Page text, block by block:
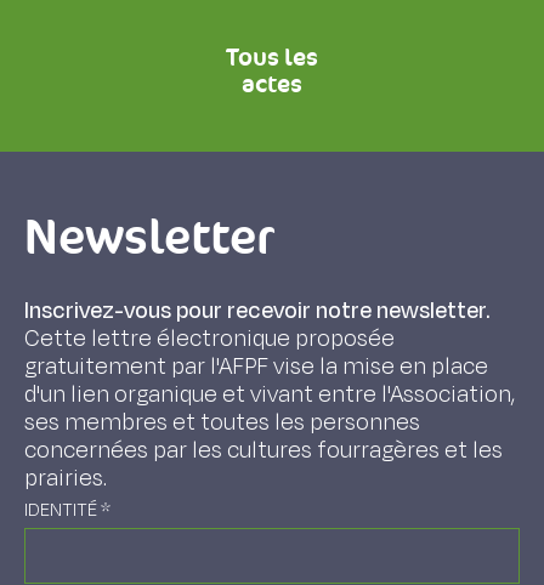
Tous les
actes
Newsletter
Inscrivez-vous pour recevoir notre newsletter.
Cette lettre électronique proposée
gratuitement par l'AFPF vise la mise en place
d'un lien organique et vivant entre l'Association,
ses membres et toutes les personnes
concernées par les cultures fourragères et les
prairies.
IDENTITÉ*